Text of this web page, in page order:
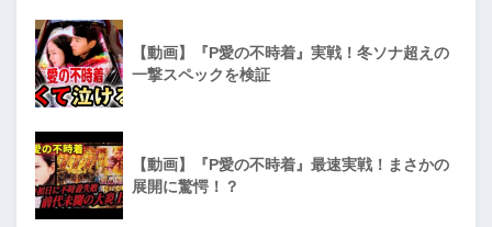
【動画】『P愛の不時着』実戦！冬ソナ超えの
一撃スペックを検証
【動画】『P愛の不時着』最速実戦！まさかの
展開に驚愕！？